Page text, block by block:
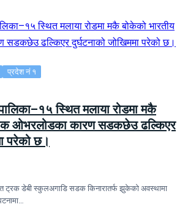
प्रदेश नं १
स्थित मलाया रोडमा मकै
ओभरलोडका कारण सडकछेउ ढल्किएर
परेको छ।
ट्रक डेबी स्कुलअगाडि सडक किनारातर्फ झुकेको अवस्थामा